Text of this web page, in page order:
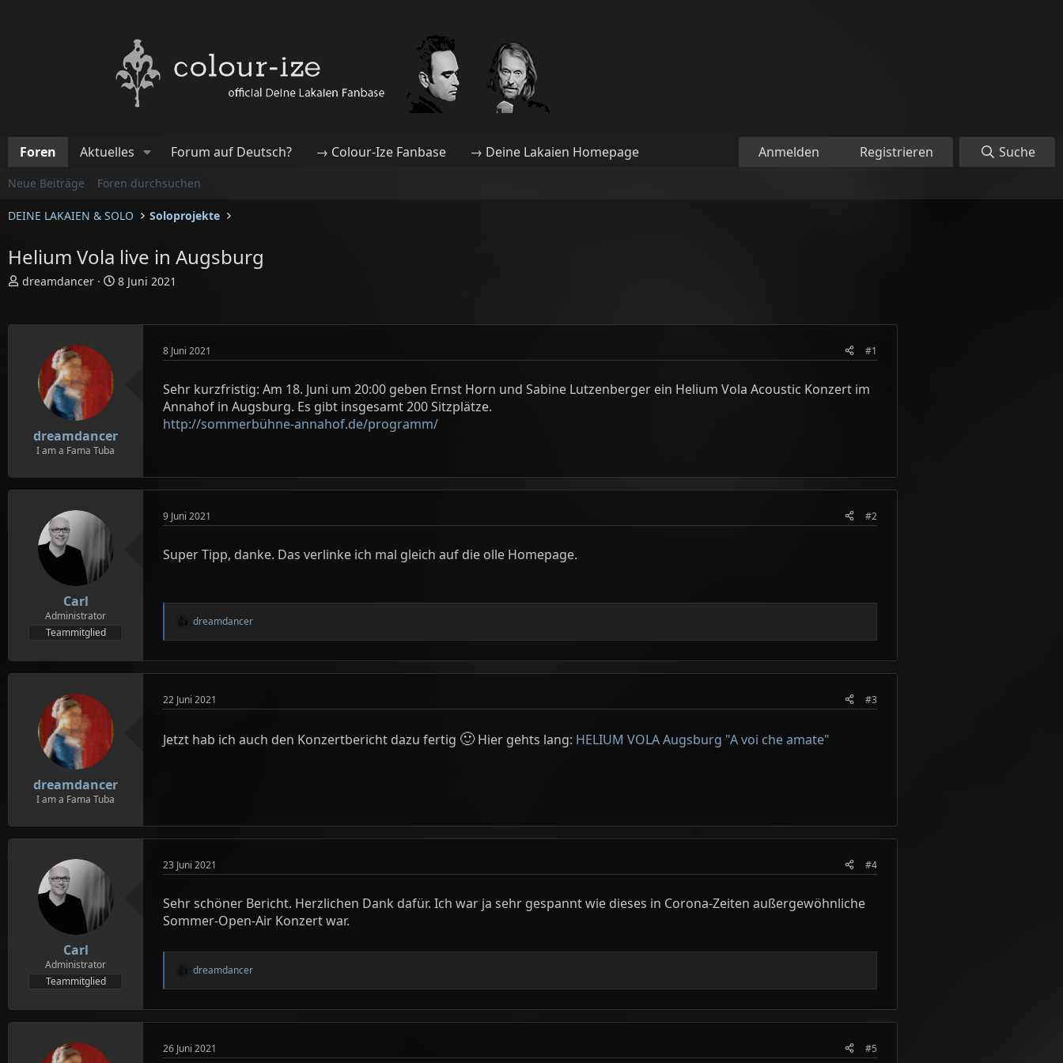
Foren Aktuelles Forum auf Deutsch? → Colour-Ize Fanbase → Deine Lakaien Homepage Anmelden Registrieren Suche
Neue Beiträge Foren durchsuchen
DEINE LAKAIEN & SOLO Soloprojekte
Helium Vola live in Augsburg
E
t
dreamdancer
E
t
8 Juni 2021
dreamdancer
I am a Fama Tuba
8 Juni 2021 #1
Sehr kurzfristig: Am 18. Juni um 20:00 geben Ernst Horn und Sabine Lutzenberger ein Helium Vola Acoustic Konzert im
Annahof in Augsburg. Es gibt insgesamt 200 Sitzplätze.
http://sommerbühne-annahof.de/programm/
Carl
Administrator
Teammitglied
9 Juni 2021 #2
Super Tipp, danke. Das verlinke ich mal gleich auf die olle Homepage.
R
e
k
t
o
n
dreamdancer
dreamdancer
I am a Fama Tuba
22 Juni 2021 #3
Jetzt hab ich auch den Konzertbericht dazu fertig 🙂Hier gehts lang: HELIUM VOLA Augsburg "A voi che amate"
Carl
Administrator
Teammitglied
23 Juni 2021 #4
Sehr schöner Bericht. Herzlichen Dank dafür. Ich war ja sehr gespannt wie dieses in Corona-Zeiten außergewöhnliche
Sommer-Open-Air Konzert war.
R
e
k
t
o
dreamdancer
26 Juni 2021 #5